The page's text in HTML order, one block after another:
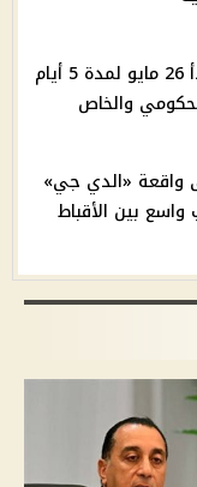
إجازة عيد الأضحى 2026 تبدأ 26 مايو لمدة 5 أيام
والخاص
واقعة «الدي جي»
بين الأقباط